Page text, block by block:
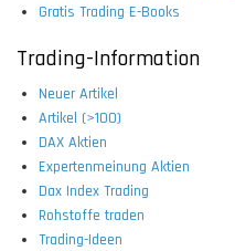
Gratis Trading E-Books
Trading-Information
Neuer Artikel
Artikel (>100)
DAX Aktien
Expertenmeinung Aktien
Dax Index Trading
Rohstoffe traden
Trading-Ideen